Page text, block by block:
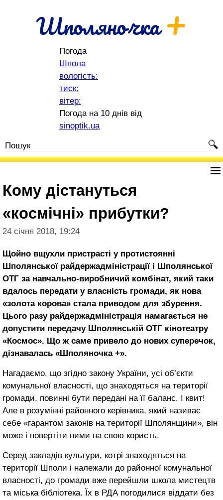
Шполяночка+
Погода
Шпола
вологість:
тиск:
вітер:
Погода на 10 днів від
sinoptik.ua
Кому дістануться
«космічні» прибутки?
24 січня 2018, 19:24
Щойно вщухли пристрасті у протистоянні
Шполянської райдержадміністрації і Шполянської
ОТГ за навчально-виробничий комбінат, який таки
вдалось передати у власність громади, як нова
«золота корова» стала приводом для збурення.
Цього разу райдержадміністрація намагається не
допустити передачу Шполянській ОТГ кінотеатру
«Космос». Що ж саме привело до нових суперечок,
дізнавалась «Шполяночка +».
Нагадаємо, що згідно закону України, усі об’єкти
комунальної власності, що знаходяться на території
громади, повинні бути передані на її баланс. І квит!
Але в розумінні районного керівника, який називає
себе «гарантом законів на території Шполянщини», він
може і повертіти ними на свою користь.
Серед закладів культури, котрі знаходяться на
території Шполи і належали до районної комунальної
власності, до громади вже перейшли школа мистецтв
та міська бібліотека. Їх в РДА погодилися віддати без